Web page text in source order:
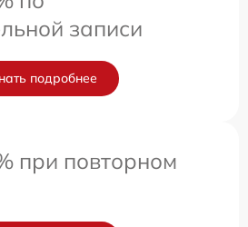
записи
подробнее
при повторном